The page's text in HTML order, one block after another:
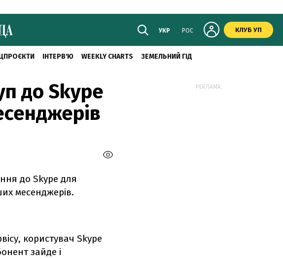
УКР РОС КЛУБ УП
ІНТЕРВ'Ю WEEKLY CHARTS ЗЕМЕЛЬНИЙ ГІД
до Skype
до Skype для
месенджерів.
користувач Skype
зайде і
РЕКЛАМА: